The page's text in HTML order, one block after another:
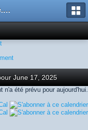
Legacy-France.org - Forum
June 17, 2025
n'a été prévu pour aujourd'hui.